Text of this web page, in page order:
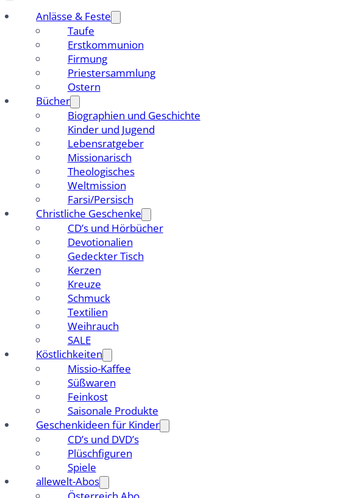
Anlässe & Feste
Taufe
Erstkommunion
Firmung
Priestersammlung
Ostern
Bücher
Biographien und Geschichte
Kinder und Jugend
Lebensratgeber
Missionarisch
Theologisches
Weltmission
Farsi/Persisch
Christliche Geschenke
CD’s und Hörbücher
Devotionalien
Gedeckter Tisch
Kerzen
Kreuze
Schmuck
Textilien
Weihrauch
SALE
Köstlichkeiten
Missio-Kaffee
Süßwaren
Feinkost
Saisonale Produkte
Geschenkideen für Kinder
CD’s und DVD’s
Plüschfiguren
Spiele
allewelt-Abos